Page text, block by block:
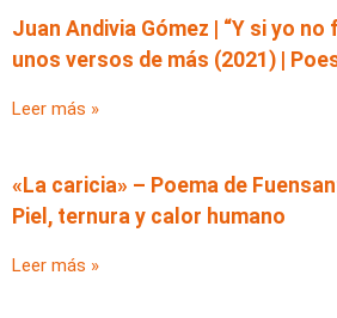
Juan Andivia Gómez | “Y si yo no
unos versos de más (2021) |
Leer más »
«La caricia» – Poema de
Piel, ternura y calor humano
Leer más »